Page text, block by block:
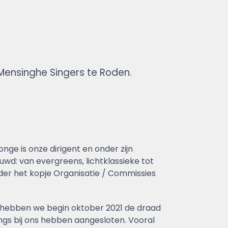
Singers te Roden.
is onze dirigent en onder zijn
van evergreens, lichtklassieke tot
het kopje Organisatie / Commissies
we begin oktober 2021 de draad
bij ons hebben aangesloten. Vooral